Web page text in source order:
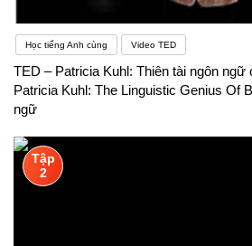
Học tiếng Anh cùng Video TED
TED – Patricia Kuhl: Thiên tài ngôn
Patricia Kuhl: The Linguistic Genius Of
ngữ
Tập
2